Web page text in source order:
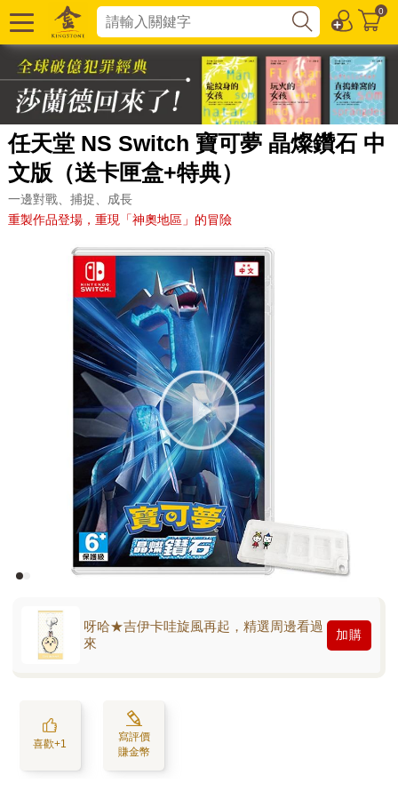
0
任天堂 NS Switch 寶可夢 晶燦鑽石 中
文版（送卡匣盒+特典）
一邊對戰、捕捉、成長
重製作品登場，重現「神奧地區」的冒險
呀哈★吉伊卡哇旋風再起，精選周邊看過
來
加購
喜歡+1
寫評價
賺金幣